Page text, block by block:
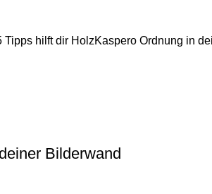
hilft dir HolzKaspero Ordnung in
Bilderwand